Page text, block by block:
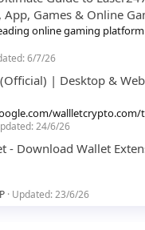
App, Games & Online
online gaming
6/7/26
| Desktop &
24/6/26
- Download Wallet
Updated:23/6/26